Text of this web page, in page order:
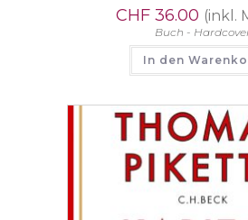
CHF36.00 (inkl.
Buch -
In den